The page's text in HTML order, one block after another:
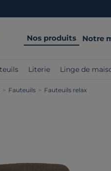
Nos produits Notre
Literie Linge de
> Fauteuils > Fauteuils relax